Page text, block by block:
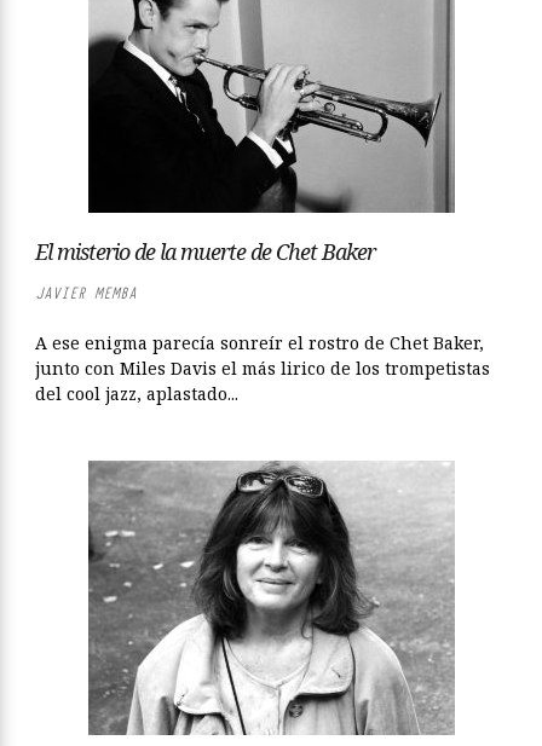
El misterio de la muerte de Chet Baker
JAVIER MEMBA
A ese enigma parecía sonreír el rostro de Chet Baker,
junto con Miles Davis el más lirico de los trompetistas
del cool jazz, aplastado...